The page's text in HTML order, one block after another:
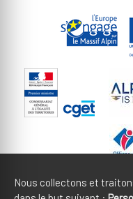
Nous collectons et